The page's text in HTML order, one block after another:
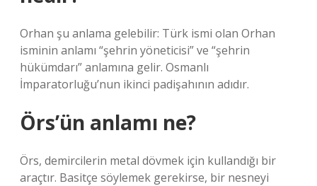
Orhan şu anlama gelebilir: Türk ismi olan Orhan
isminin anlamı “şehrin yöneticisi” ve “şehrin
hükümdarı” anlamına gelir. Osmanlı
İmparatorluğu’nun ikinci padişahının adıdır.
Örs’ün anlamı ne?
Örs, demircilerin metal dövmek için kullandığı bir
araçtır. Basitçe söylemek gerekirse, bir nesneyi